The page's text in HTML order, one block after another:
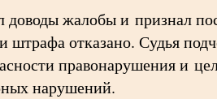
доводы жалобы и признал
отказано. Судья
правонарушения и
нарушений.